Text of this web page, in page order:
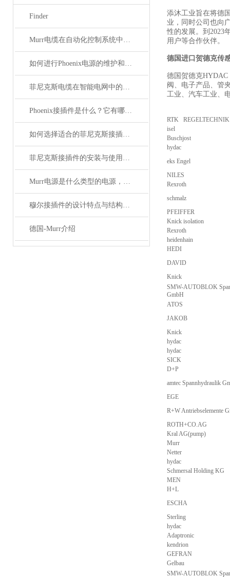
Finder
Murr电缆在自动化控制系统中的应用
如何进行Phoenix电源的维护和保养？
菲尼克斯电缆在智能电网中的应用
Phoenix接插件是什么？它有哪些应用？
如何选择适合的菲尼克斯接插件？
菲尼克斯接插件的安装与使用技巧
Murr电源是什么类型的电源，主要用于哪些领域？
穆尔接插件的设计特点与结构优化
德国-Murr介绍
添沐工业旨在将德
业，同时公司也向
性的发展。到2023
用户等合作伙伴。
德国进口贺德克传
德国贺德克HYDAC
阀、电子产品、管
工业、汽车工业、
RTK REGELTECHNIK
isel
Buschjost
hydac
eks Engel
NILES
Rexroth
schmalz
PFEIFFER
Knick isolation
Rexroth
heidenhain
HEDI
DAVID
Knick
SMW-AUTOBLOK
GmbH
ATOS
JAKOB
Knick
hydac
hydac
SICK
D+P
amtec Spannhydraulik
EGE
R+W Antriebselemente
ROTH+CO.AG
Kral AG(pump)
Murr
Netter
hydac
Schmersal Holding KG
MEN
H+L
ESCHA
Sterling
hydac
Adaptronic
kendrion
GEFRAN
Gelbau
SMW-AUTOBLOK